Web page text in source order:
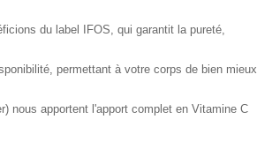
du label IFOS, qui garantit la pureté,
permettant à votre corps de bien mieux
nous apportent l'apport complet en Vitamine C